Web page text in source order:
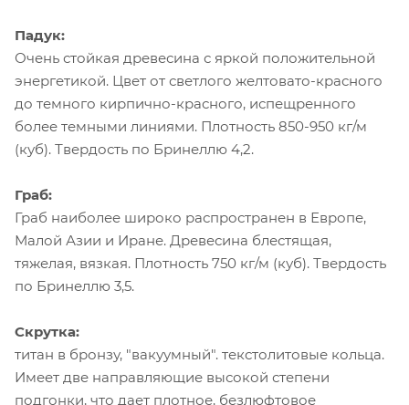
Падук:
Очень стойкая древесина с яркой положительной
энергетикой. Цвет от светлого желтовато-красного
до темного кирпично-красного, испещренного
более темными линиями. Плотность 850-950 кг/м
(куб). Твердость по Бринеллю 4,2.
Граб:
Граб наиболее широко распространен в Европе,
Малой Азии и Иране. Древесина блестящая,
тяжелая, вязкая. Плотность 750 кг/м (куб). Твердость
по Бринеллю 3,5.
Скрутка:
титан в бронзу, "вакуумный". текстолитовые кольца.
Имеет две направляющие высокой степени
подгонки, что дает плотное, безлюфтовое